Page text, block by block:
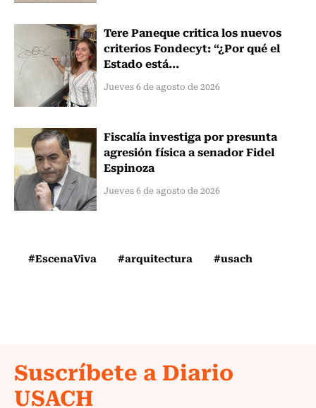
Tere Paneque critica los nuevos
criterios Fondecyt: “¿Por qué el
Estado está...
Jueves 6 de agosto de 2026
Fiscalía investiga por presunta
agresión física a senador Fidel
Espinoza
Jueves 6 de agosto de 2026
#EscenaViva #arquitectura #usach